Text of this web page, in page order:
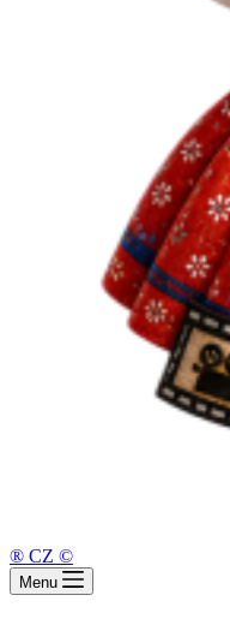
® CZ ©
Menu